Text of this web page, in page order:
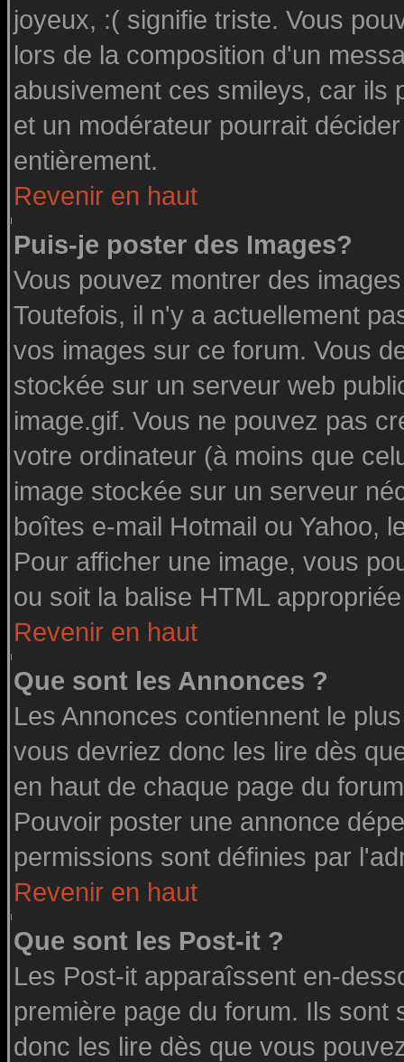
joyeux, :( signifie triste. Vous
lors de la composition d'un
abusivement ces smileys, car ils
et un modérateur pourrait
entièrement.
Revenir en haut
Puis-je poster des Images?
Vous pouvez montrer des
Toutefois, il n'y a actuellement
vos images sur ce forum. Vous
stockée sur un serveur web
image.gif. Vous ne pouvez pas
votre ordinateur (à moins que
image stockée sur un serveur
boîtes e-mail Hotmail ou Yahoo,
Pour afficher une image, vous
ou soit la balise HTML
Revenir en haut
Que sont les Annonces ?
Les Annonces contiennent le
vous devriez donc les lire dès
en haut de chaque page du
Pouvoir poster une annonce
permissions sont définies par
Revenir en haut
Que sont les Post-it ?
Les Post-it apparaîssent en-
première page du forum. Ils
donc les lire dès que vous